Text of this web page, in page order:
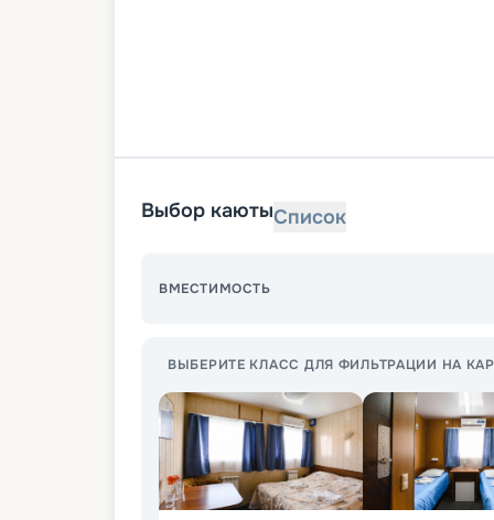
Выбор каютыСписок
ВМЕСТИМОСТЬ
ВЫБЕРИТЕ КЛАСС ДЛЯ ФИЛЬТРАЦИИ НА